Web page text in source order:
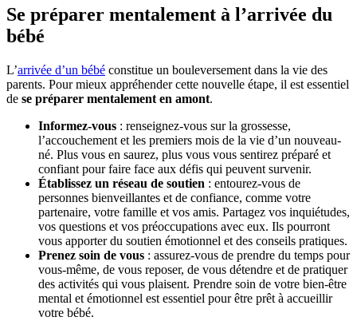
Se préparer mentalement à l’arrivée du
bébé
L’arrivée d’un bébé constitue un bouleversement dans la vie des
parents. Pour mieux appréhender cette nouvelle étape, il est essentiel
de se préparer mentalement en amont.
Informez-vous : renseignez-vous sur la grossesse,
l’accouchement et les premiers mois de la vie d’un nouveau-
né. Plus vous en saurez, plus vous vous sentirez préparé et
confiant pour faire face aux défis qui peuvent survenir.
Établissez un réseau de soutien : entourez-vous de
personnes bienveillantes et de confiance, comme votre
partenaire, votre famille et vos amis. Partagez vos inquiétudes,
vos questions et vos préoccupations avec eux. Ils pourront
vous apporter du soutien émotionnel et des conseils pratiques.
Prenez soin de vous : assurez-vous de prendre du temps pour
vous-même, de vous reposer, de vous détendre et de pratiquer
des activités qui vous plaisent. Prendre soin de votre bien-être
mental et émotionnel est essentiel pour être prêt à accueillir
votre bébé.